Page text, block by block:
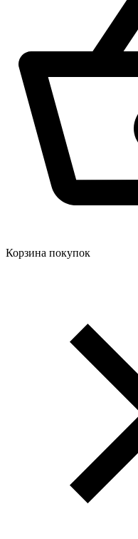
Корзина покупок